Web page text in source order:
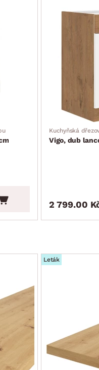
Kuchyňská
Vigo, dub
2 799.00
Leták